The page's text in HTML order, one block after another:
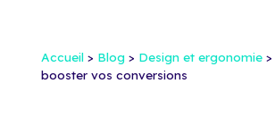
Accueil > Blog > Design et ergonomie >
booster vos conversions